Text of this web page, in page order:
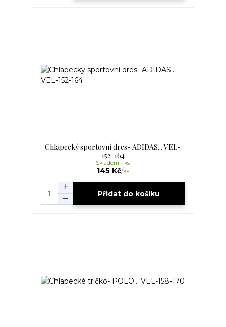
Chlapecký sportovní dres- ADIDAS... VEL-
152-164
145 Kč/ks
Skladem 1 ks
Přidat do košíku